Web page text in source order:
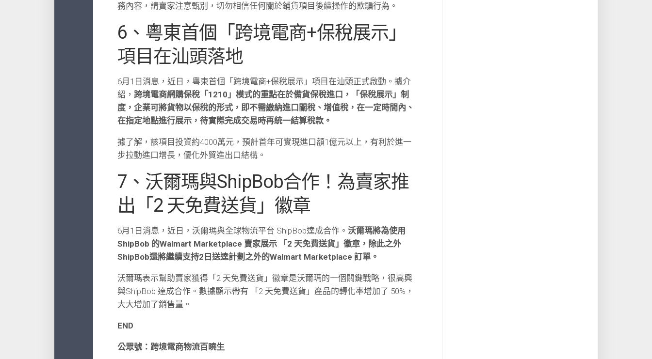
務內容，請賣家注意甄別，切勿相信任何關於鋪貨項目後續操作的欺騙行為。
6、粵東首個「跨境電商+保稅展示」
項目在汕頭落地
6月1日消息，近日，粵東首個「跨境電商+保稅展示」項目在汕頭正式啟動。據介
紹， 跨境電商網購保稅「1210」模式的重點在於備貨保稅進口，「保稅展示」制
度，企業可將貨物以保稅的形式，即不需繳納進口關稅、增值稅，在一定時間內、
在指定地點進行展示，待實際完成交易時再統一結算稅款。
據了解，該項目投資約4000萬元，預計首年可實現進口額1億元以上，有利於進一
步拉動進口增長，優化外貿進出口結構。
7、沃爾瑪與ShipBob合作！為賣家推
出「2 天免費送貨」徽章
6月1日消息，近日，沃爾瑪與全球物流平台 ShipBob達成合作。 沃爾瑪將為使用
ShipBob 的Walmart Marketplace 賣家展示 「2 天免費送貨」徽章，除此之外
ShipBob還將繼續支持2日送達計劃之外的Walmart Marketplace 訂單。
沃爾瑪表示幫助賣家獲得「2 天免費送貨」徽章是沃爾瑪的一個關鍵戰略，很高興
與ShipBob 達成合作。數據顯示帶有 「2 天免費送貨」產品的轉化率增加了 50%，
大大增加了銷售量。
END
公眾號：跨境電商物流百曉生